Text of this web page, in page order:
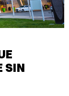
SIN